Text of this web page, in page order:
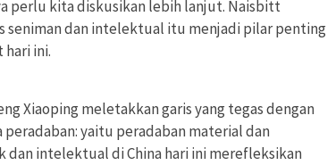
perlu kita diskusikan lebih lanjut. Naisbitt
seniman dan intelektual itu menjadi pilar penting
hari ini.
Xiaoping meletakkan garis yang tegas dengan
yaitu peradaban material dan
dan intelektual di China hari ini merefleksikan